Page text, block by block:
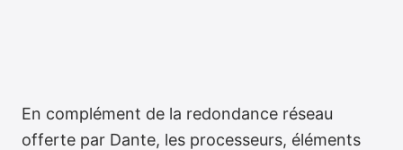
En complément de la redondance réseau
offerte par Dante, les processeurs, éléments